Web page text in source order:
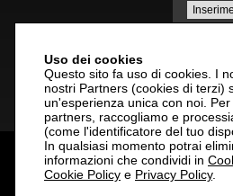
Uso dei cookies
Questo sito fa uso di cookies. I
nostri Partners (cookies di terzi)
un'esperienza unica con noi.
partners, raccogliamo e
(come l'identificatore del tuo
In qualsiasi momento potrai
informazioni che condividi in
Cookie Policy e Privacy Policy.